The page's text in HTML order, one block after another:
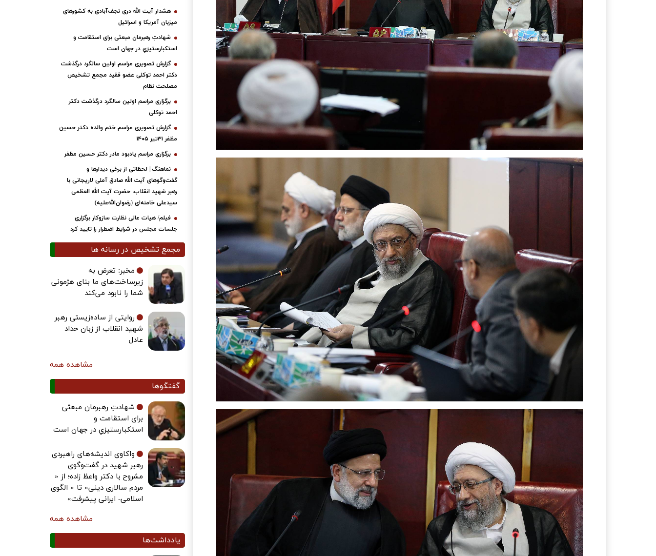
هشدار آیت الله دری نجف‌آبادی به کشورهای
میزبان آمریکا و اسرائیل
شهادتِ رهبرمان مبعثی برای استقامت و
استکبارستیزیِ در جهان است
گزارش تصویری مراسم اولین سالگرد درگذشت
دکتر احمد توکلی عضو فقید مجمع تشخیص
مصلحت نظام
برگزاری مراسم اولین سالگرد درگذشت دکتر
احمد توکلی
گزارش تصویری مراسم ختم والده دکتر حسین
مظفر ۳۱تیر ۱۴۰۵
برگزاری مراسم یادبود مادر دکتر حسین مظفر
نماهنگ | لحظاتی از برخی دیدارها و
گفت‌وگوهای آیت ‌الله صادق آملی لاریجانی با
رهبر شهید انقلاب، حضرت آیت‌ الله العظمی
سیدعلی خامنه‌ای (رضوان‌الله‌علیه)
فیلم/ هیات عالی نظارت سازوکار برگزاری
جلسات مجلس در شرایط اضطرار را تایید کرد
مجمع تشخیص در رسانه ها
مخبر: تعرض به
زیرساخت‌های ما بنای هژمونی
شما را نابود می‌کند
روایتی از ساده‌زیستی رهبر
شهید انقلاب از زبان حداد
عادل
مشاهده همه
گفتگوها
شهادتِ رهبرمان مبعثی
برای استقامت و
استکبارستیزیِ در جهان است
واکاوی اندیشه‌های راهبردی
رهبر شهید در گفت‌وگوی
مشروح با دکتر واعظ زاده؛ از «
مردم سالاری دینی» تا « الگوی
اسلامی- ایرانی پیشرفت»
مشاهده همه
یادداشت‌ها